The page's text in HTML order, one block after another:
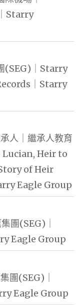
Starry
(SEG)｜Starry
｜Starry
人｜繼承人教育
Lucian, Heir to
of Heir
Eagle Group
團(SEG)｜
Eagle Group
團(SEG)｜
Eagle Group